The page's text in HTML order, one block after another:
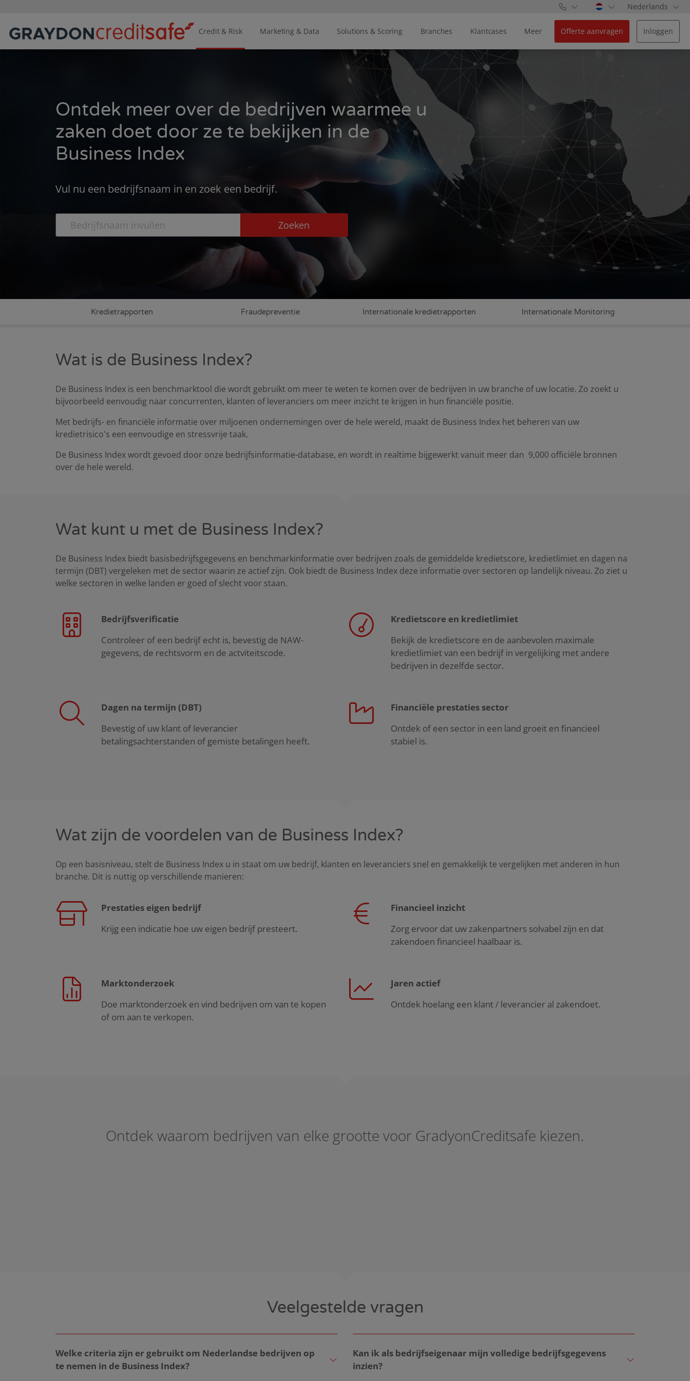
Nederlands
Credit & Risk Marketing & Data Solutions & Scoring Branches Klantcases Meer Offerte aanvragen Inloggen
Ontdek meer over de bedrijven waarmee u
zaken doet door ze te bekijken in de
Business Index
Vul nu een bedrijfsnaam in en zoek een bedrijf.
Kredietrapporten Fraudepreventie Internationale kredietrapporten Internationale Monitoring
Wat is de Business Index?
De Business Index is een benchmarktool die wordt gebruikt om meer te weten te komen over de bedrijven in uw branche of uw locatie. Zo zoekt u
bijvoorbeeld eenvoudig naar concurrenten, klanten of leveranciers om meer inzicht te krijgen in hun financiële positie.
Met bedrijfs- en financiële informatie over miljoenen ondernemingen over de hele wereld, maakt de Business Index het beheren van uw
kredietrisico's een eenvoudige en stressvrije taak.
De Business Index wordt gevoed door onze bedrijfsinformatie-database, en wordt in realtime bijgewerkt vanuit meer dan 9,000 officiële bronnen
over de hele wereld.
Wat kunt u met de Business Index?
De Business Index biedt basisbedrijfsgegevens en benchmarkinformatie over bedrijven zoals de gemiddelde kredietscore, kredietlimiet en dagen na
termijn (DBT) vergeleken met de sector waarin ze actief zijn. Ook biedt de Business Index deze informatie over sectoren op landelijk niveau. Zo ziet u
welke sectoren in welke landen er goed of slecht voor staan.
Bedrijfsverificatie
Controleer of een bedrijf echt is, bevestig de NAW-
gegevens, de rechtsvorm en de actviteitscode.
Kredietscore en kredietlimiet
Bekijk de kredietscore en de aanbevolen maximale
kredietlimiet van een bedrijf in vergelijking met andere
bedrijven in dezelfde sector.
Dagen na termijn (DBT)
Bevestig of uw klant of leverancier
betalingsachterstanden of gemiste betalingen heeft.
Financiële prestaties sector
Ontdek of een sector in een land groeit en financieel
stabiel is.
Wat zijn de voordelen van de Business Index?
Op een basisniveau, stelt de Business Index u in staat om uw bedrijf, klanten en leveranciers snel en gemakkelijk te vergelijken met anderen in hun
branche. Dit is nuttig op verschillende manieren:
Prestaties eigen bedrijf
Krijg een indicatie hoe uw eigen bedrijf presteert.
Financieel inzicht
Zorg ervoor dat uw zakenpartners solvabel zijn en dat
zakendoen financieel haalbaar is.
Marktonderzoek
Doe marktonderzoek en vind bedrijven om van te kopen
of om aan te verkopen.
Jaren actief
Ontdek hoelang een klant / leverancier al zakendoet.
Ontdek waarom bedrijven van elke grootte voor GradyonCreditsafe kiezen.
Veelgestelde vragen
Welke criteria zijn er gebruikt om Nederlandse bedrijven op
te nemen in de Business Index?
Kan ik als bedrijfseigenaar mijn volledige bedrijfsgegevens
inzien?